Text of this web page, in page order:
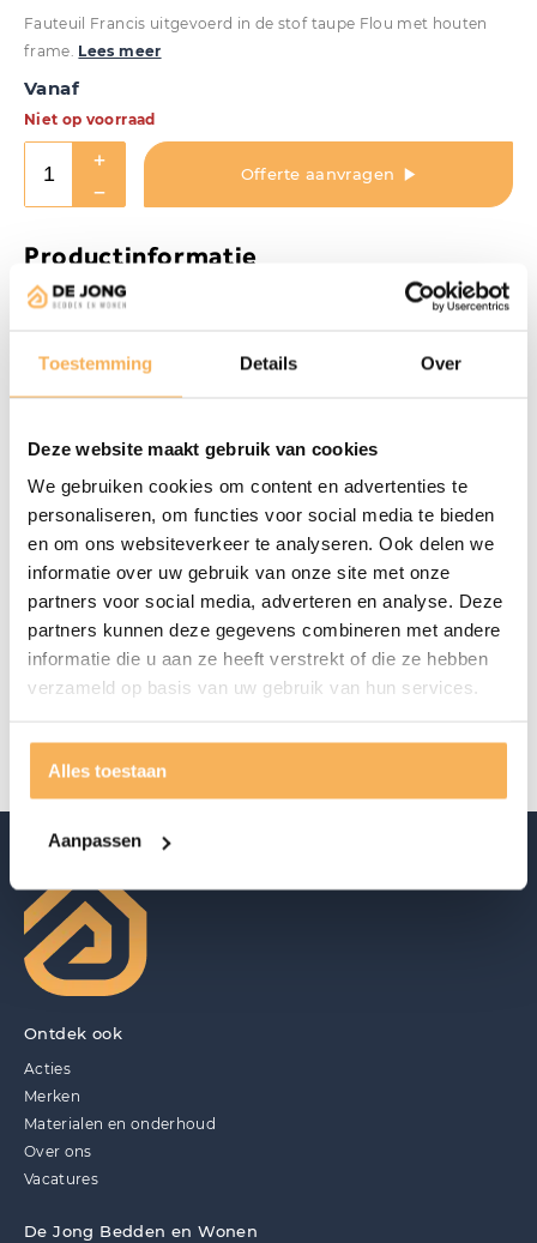
Toestemming Details Over
Deze website maakt gebruik van cookies
We gebruiken cookies om content en advertenties te
personaliseren, om functies voor social media te bieden
en om ons websiteverkeer te analyseren. Ook delen we
informatie over uw gebruik van onze site met onze
partners voor social media, adverteren en analyse. Deze
partners kunnen deze gegevens combineren met andere
informatie die u aan ze heeft verstrekt of die ze hebben
verzameld op basis van uw gebruik van hun services.
Alles toestaan
Aanpassen
Fauteuil Francis uitgevoerd in de stof taupe Flou met houten
frame. Lees meer
Vanaf
Niet op voorraad
Offerte aanvragen
Productinformatie
Specificaties:
Kleur: Taupe
Materiaal: Essenhout, Stof
Lichtechtheid > 4 – Pilling > 4
Afwerking: Gelakt
Type onderstel: Vast
Breedte product: 68 cm
Diepte product: 82 cm
Zitdiepte: 57 cm
Zithoogte: 45 cm
Ontdek ook
Acties
Merken
Materialen en onderhoud
Over ons
Vacatures
De Jong Bedden en Wonen